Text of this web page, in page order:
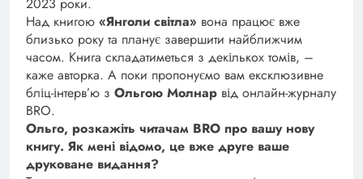
2023 роки.
Над книгою «Янголи світла» вона працює вже
близько року та планує завершити найближчим
часом. Книга складатиметься з декількох томів, –
каже авторка. А поки пропонуємо вам ексклюзивне
бліц-інтерв’ю з Ольгою Молнар від онлайн-журналу
BRO.
Ольго, розкажіть читачам BRO про вашу нову
книгу. Як мені відомо, це вже друге ваше
друковане видання?